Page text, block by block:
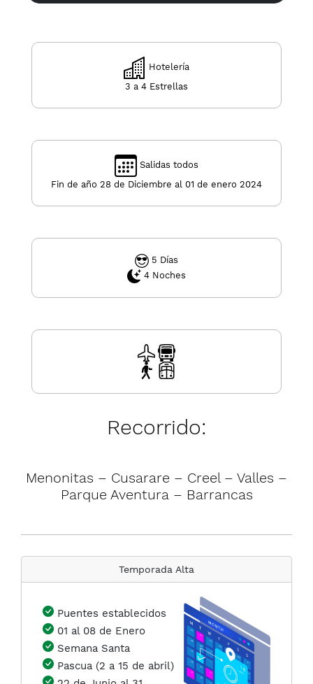
Hotelería
3 a 4 Estrellas
Salidas todos
Fin de año 28 de Diciembre al 01 de enero 2024
5 Días
4 Noches
Recorrido:
Menonitas – Cusarare – Creel – Valles –
Parque Aventura – Barrancas
Temporada Alta
Puentes establecidos
01 al 08 de Enero
Semana Santa
Pascua (2 a 15 de abril)